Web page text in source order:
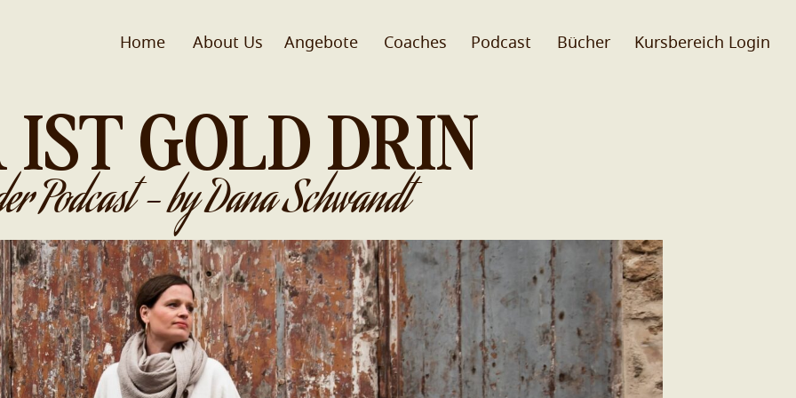
Home About Us Coaches
Angebote Podcast Bücher Kursbereich Login
IST GOLD DRIN
Podcast - by Dana Schwandt